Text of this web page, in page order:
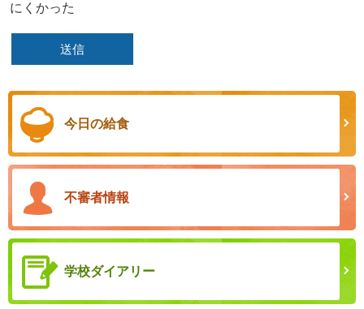
にくかった
今日の給食
不審者情報
学校ダイアリー